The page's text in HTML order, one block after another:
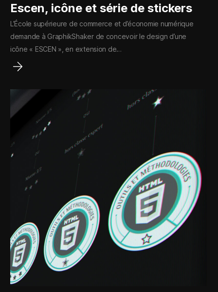
Escen, icône et série de stickers
L’École supérieure de commerce et d’économie numérique
demande à GraphikShaker de concevoir le design d’une
icône « ESCEN », en extension de…